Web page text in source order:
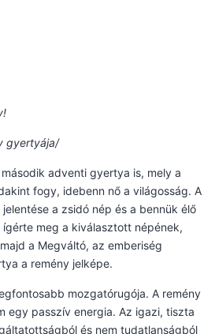
gyertyája/
adventi gyertya is, mely a
fogy, idebenn nő a világosság. A
a zsidó nép és a bennük élő
meg a kiválasztott népének,
a Megváltó, az emberiség
a remény jelképe.
mozgatórugója. A remény
egy passzív energia. Az igazi, tiszta
és nem tudatlanságból